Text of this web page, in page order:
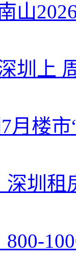
山
圳上
月楼
深圳
800-